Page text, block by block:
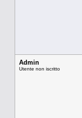
Admin
Utente non iscritto